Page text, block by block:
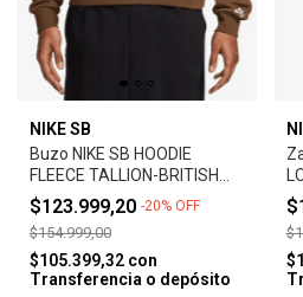
NIKE SB
Buzo NIKE SB HOODIE
FLEECE TALLION-BRITISH
TAN
$123.999,20 -20% OFF
$154.999,00
$105.399,32 con
Transferencia o depósito